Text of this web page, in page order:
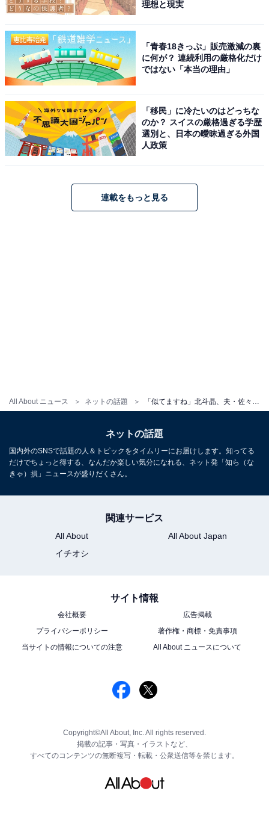
All About ニュース ネットの話題
理想と現実
「青春18きっぷ」販売激減の裏
に何が？ 連続利用の厳格化だけ
ではない「本当の理由」
「移民」に冷たいのはどっちな
のか？ スイスの厳格過ぎる学歴
選別と、日本の曖昧過ぎる外国
人政策
連載をもっと見る
ネットの話題
国内外のSNSで話題の人＆トピックをタイムリーにお届けします。知ってる
だけでちょっと得する、なんだか楽しい気分になれる、ネット発「知ら（な
きゃ）損」ニュースが盛りだくさん。
関連サービス
All About
All About Japan
イチオシ
サイト情報
会社概要
広告掲載
プライバシーポリシー
著作権・商標・免責事項
当サイトの情報についての注意
All About ニュースについて
Copyright©All About, Inc. All rights reserved.
掲載の記事・写真・イラストなど、
すべてのコンテンツの無断複写・転載・公衆送信等を禁じます。